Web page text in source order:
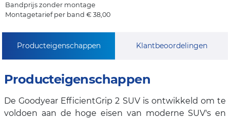
Bandprijs zonder montage
Montagetarief per band € 38,00
Producteigenschappen Klantbeoordelingen
Producteigenschappen
De Goodyear EfficientGrip 2 SUV is ontwikkeld om te
voldoen aan de hoge eisen van moderne SUV's en